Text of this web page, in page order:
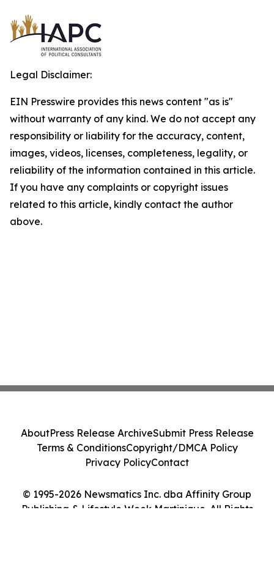
Legal Disclaimer:
EIN Presswire provides this news content "as is"
without warranty of any kind. We do not accept any
responsibility or liability for the accuracy, content,
images, videos, licenses, completeness, legality, or
reliability of the information contained in this article.
If you have any complaints or copyright issues
related to this article, kindly contact the author
above.
© 1995-2026 Newsmatics Inc. dba Affinity Group
Publishing & Lifestyle Week Martinique. All Rights
AboutPress Release ArchiveSubmit Press Release
Terms & ConditionsCopyright/DMCA Policy
Privacy PolicyContact